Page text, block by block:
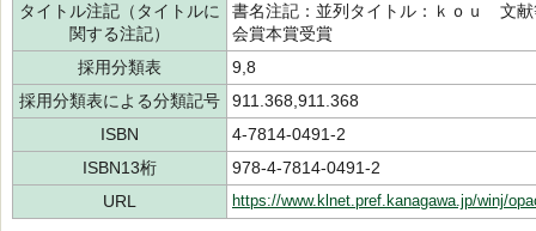
タイトル注記（タイトルに
関する注記）
書名注記：並列タイトル：ｋｏｕ 文
会賞本賞受賞
採用分類表
9,8
採用分類表による分類記号
911.368,911.368
ISBN
4-7814-0491-2
ISBN13桁
978-4-7814-0491-2
URL
https://www.klnet.pref.kanagawa.jp/winj/